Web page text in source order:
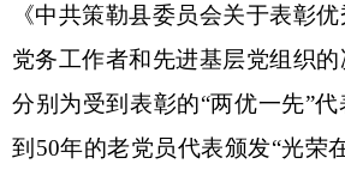
《中共策勒县委员会关于表彰
党务工作者和先进基层党组织
分别为受到表彰的“两优一先”
到50年的老党员代表颁发“光荣